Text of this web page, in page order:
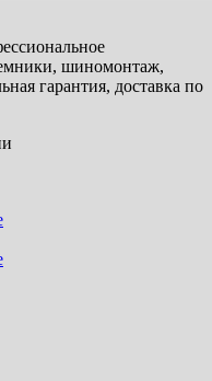
шиномонтаж,
гарантия, доставка по